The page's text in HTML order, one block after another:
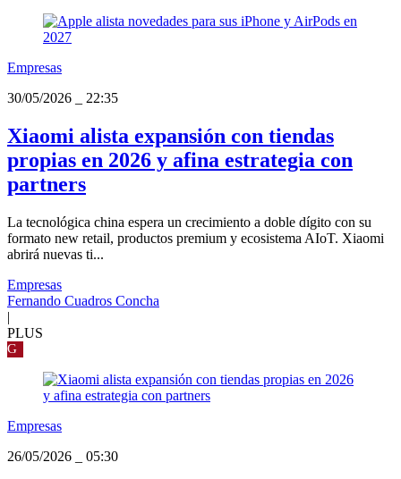
Empresas
30/05/2026
22:35
Xiaomi alista expansión con tiendas
propias en 2026 y afina estrategia con
partners
La tecnológica china espera un crecimiento a doble dígito con su
formato new retail, productos premium y ecosistema AIoT. Xiaomi
abrirá nuevas ti...
Empresas
Fernando Cuadros Concha
|
PLUS
G
Empresas
26/05/2026
05:30